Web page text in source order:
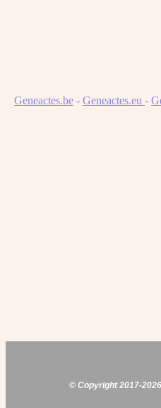
Geneactes.be - Geneactes.eu -
© Copyright 2017-